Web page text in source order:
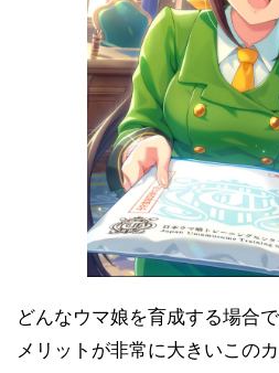
どんなウマ娘を育成する場合
メリットが非常に大きいこの